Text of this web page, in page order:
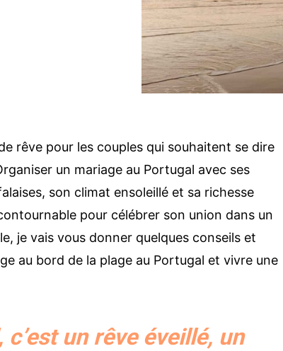
rêve pour les couples qui souhaitent se dire
un mariage au Portugal avec ses
son climat ensoleillé et sa richesse
pour célébrer son union dans un
je vais vous donner quelques conseils et
au bord de la plage au Portugal et vivre une
un rêve éveillé, un